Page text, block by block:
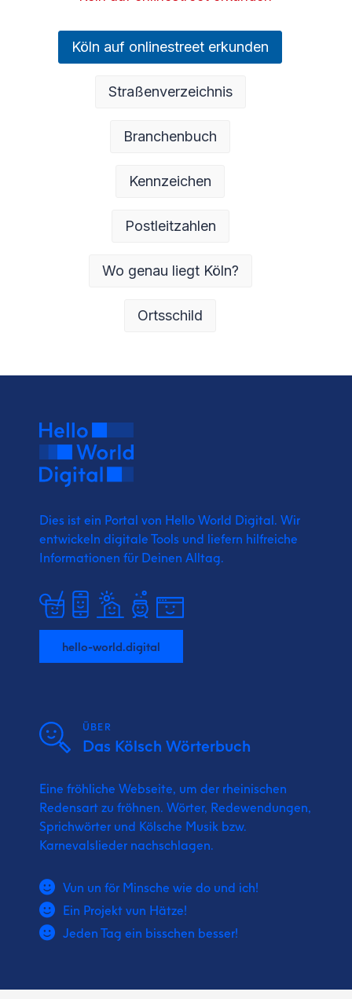
Köln auf onlinestreet erkunden
Straßenverzeichnis
Branchenbuch
Kennzeichen
Postleitzahlen
Wo genau liegt Köln?
Ortsschild
Dies ist ein Portal von Hello World Digital. Wir
entwickeln digitale Tools und liefern hilfreiche
Informationen für Deinen Alltag.
hello-world.digital
ÜBER
Das Kölsch Wörterbuch
Eine fröhliche Webseite, um der rheinischen
Redensart zu fröhnen. Wörter, Redewendungen,
Sprichwörter und Kölsche Musik bzw.
Karnevalslieder nachschlagen.
Vun un för Minsche wie do und ich!
Ein Projekt vun Hätze!
Jeden Tag ein bisschen besser!